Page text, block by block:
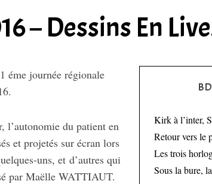
– Dessins En
éme journée régionale
l’autonomie du patient en
et projetés sur écran lors
uns, et d’autres qui
par Maëlle WATTIAUT.
Kirk à l’inter,
Retour vers le
Les trois
Sous la bure,